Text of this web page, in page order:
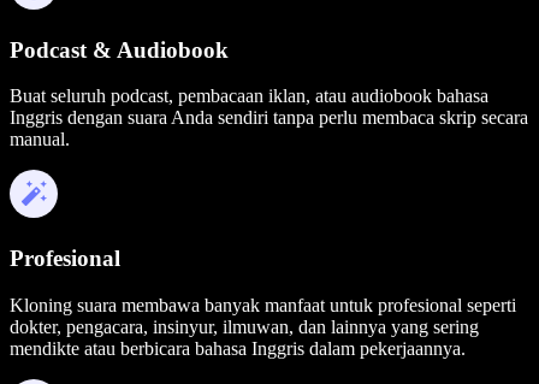
Podcast & Audiobook
Buat seluruh podcast, pembacaan iklan, atau audiobook bahasa
Inggris dengan suara Anda sendiri tanpa perlu membaca skrip secara
manual.
Profesional
Kloning suara membawa banyak manfaat untuk profesional seperti
dokter, pengacara, insinyur, ilmuwan, dan lainnya yang sering
mendikte atau berbicara bahasa Inggris dalam pekerjaannya.